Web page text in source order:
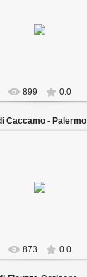
899 0.0
Caccamo - Palermo
873 0.0